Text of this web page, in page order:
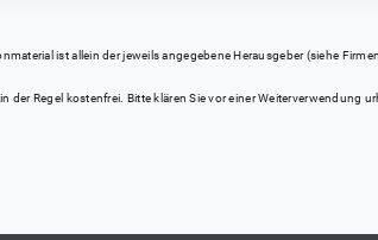
ist allein der jeweils angegebene Herausgeber (siehe
Regel kostenfrei. Bitte klären Sie vor einer Weiterverwendung